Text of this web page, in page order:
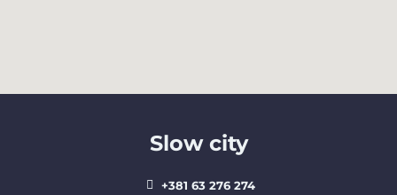
Slow city
+381 63 276 274​